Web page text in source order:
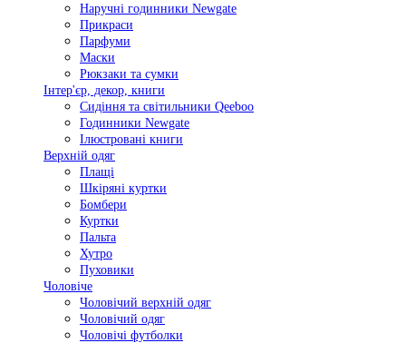
Наручні годинники Newgate
Прикраси
Парфуми
Маски
Рюкзаки та сумки
Інтер'єр, декор, книги
Сидіння та світильники Qeeboo
Годинники Newgate
Ілюстровані книги
Верхній одяг
Плащі
Шкіряні куртки
Бомбери
Куртки
Пальта
Хутро
Пуховики
Чоловіче
Чоловічий верхній одяг
Чоловічий одяг
Чоловічі футболки